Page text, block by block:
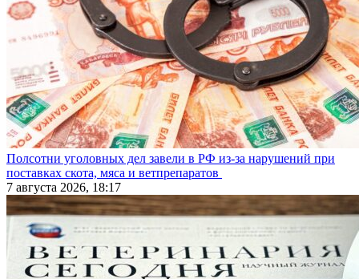
Полсотни уголовных дел завели в РФ из-за нарушений при
поставках скота, мяса и ветпрепаратов
7 августа 2026, 18:17